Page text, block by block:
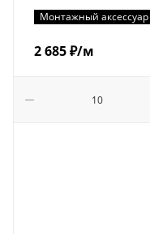
Монтажный аксессуар
2 685₽/м